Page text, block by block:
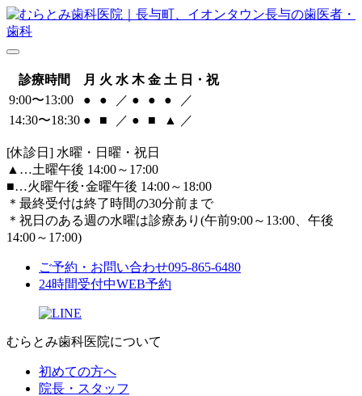
診療時間 月 火 水 木 金 土 日・祝
9:00〜13:00
● ● ／ ● ● ●
／
14:30〜18:30 ● ■ ／ ● ■ ▲ ／
[休診日] 水曜・日曜・祝日
▲ …土曜午後 14:00～17:00
■…火曜午後･金曜午後 14:00～18:00
＊最終受付は終了時間の30分前まで
＊祝日のある週の水曜は診療あり(午前9:00～13:00、午後
14:00～17:00)
ご予約・お問い合わせ095-865-6480
24時間受付中WEB予約
むらとみ歯科医院について
初めての方へ
院長・スタッフ